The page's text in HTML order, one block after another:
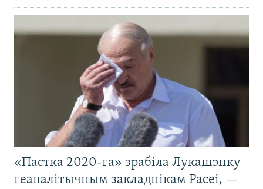
«Пастка 2020-га» зрабіла Лукашэнку
геапалітычным закладнікам Расеі, —